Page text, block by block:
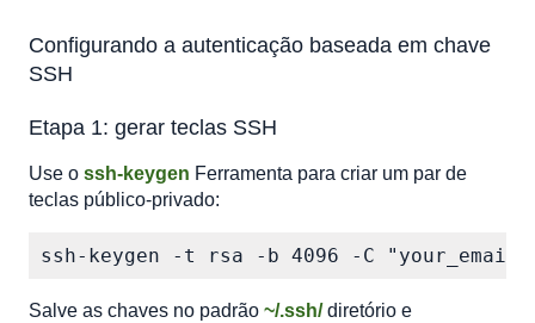
Configurando a autenticação baseada em chave
SSH
Etapa 1: gerar teclas SSH
Use o ssh-keygen Ferramenta para criar um par de
teclas público-privado:
ssh-keygen -t rsa -b 4096 -C
Salve as chaves no padrão ~/.ssh/diretório e